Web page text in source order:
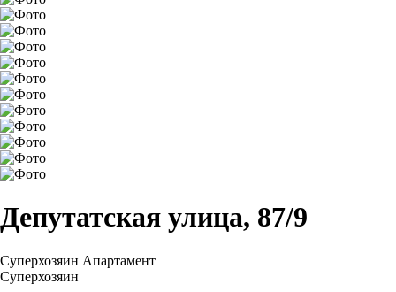
Депутатская улица, 87/9
Суперхозяин Апартамент
Суперхозяин